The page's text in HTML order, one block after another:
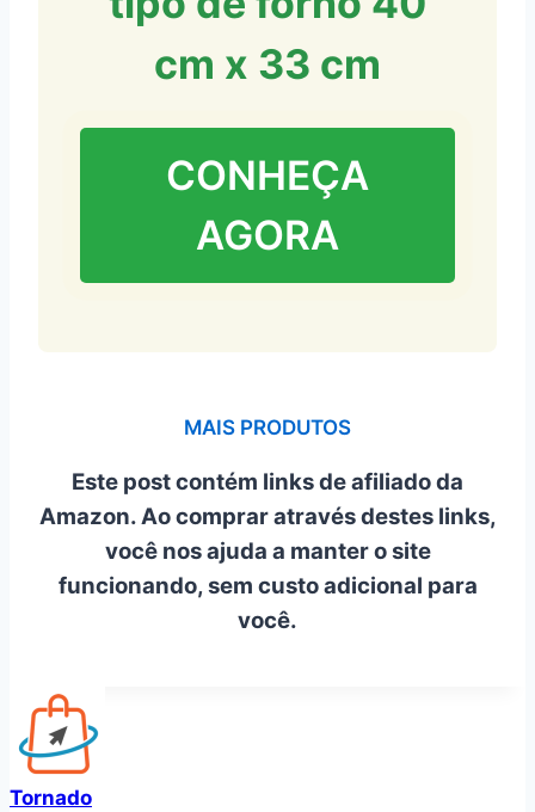
cm x 33 cm
CONHEÇA
AGORA
MAIS PRODUTOS
Este post contém links de afiliado da
Amazon. Ao comprar através destes links,
você nos ajuda a manter o site
funcionando, sem custo adicional para
você.
Tornado